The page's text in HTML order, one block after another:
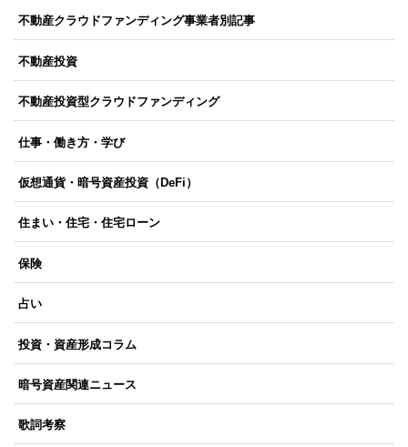
不動産クラウドファンディング事業者別記事
不動産投資
不動産投資型クラウドファンディング
仕事・働き方・学び
仮想通貨・暗号資産投資（DeFi）
住まい・住宅・住宅ローン
保険
占い
投資・資産形成コラム
暗号資産関連ニュース
歌詞考察